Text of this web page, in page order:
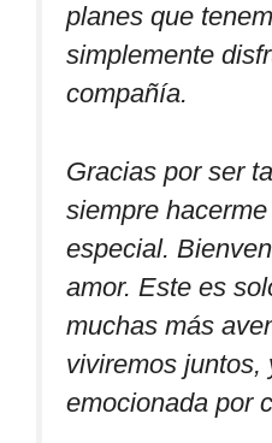
planes que
simplemente
compañía.
Gracias por ser
siempre
especial.
amor. Este es
muchas más
viviremos juntos,
emocionada por